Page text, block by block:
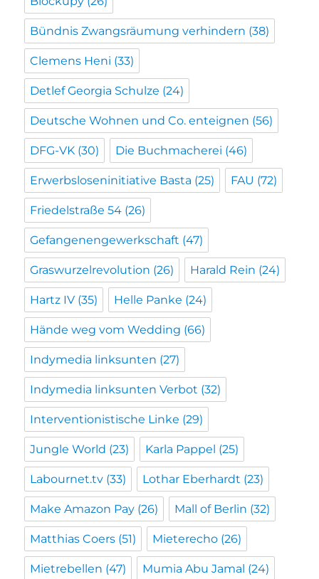
Bündnis Zwangsräumung verhindern (38)
Clemens Heni (33)
Detlef Georgia Schulze (24)
Deutsche Wohnen und Co. enteignen (56)
DFG-VK (30) Die Buchmacherei (46)
Erwerbsloseninitiative Basta (25) FAU (72)
Friedelstraße 54 (26)
Gefangenengewerkschaft (47)
Graswurzelrevolution (26) Harald Rein (24)
Hartz IV (35) Helle Panke (24)
Hände weg vom Wedding (66)
Indymedia linksunten (27)
Indymedia linksunten Verbot (32)
Interventionistische Linke (29)
Jungle World (23) Karla Pappel (25)
Labournet.tv (33) Lothar Eberhardt (23)
Make Amazon Pay (26) Mall of Berlin (32)
Matthias Coers (51) Mieterecho (26)
Mietrebellen (47) Mumia Abu Jamal (24)